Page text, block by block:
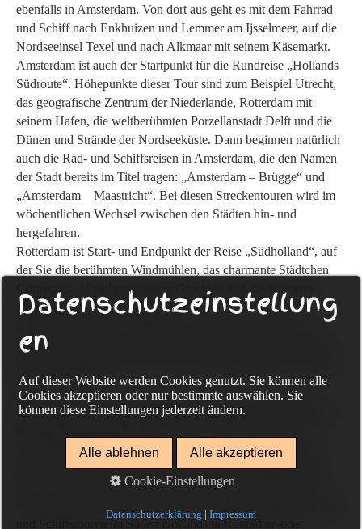
ebenfalls in Amsterdam. Von dort aus geht es mit dem Fahrrad
und Schiff nach Enkhuizen und Lemmer am Ijsselmeer, auf die
Nordseeinsel Texel und nach Alkmaar mit seinem Käsemarkt.
Amsterdam ist auch der Startpunkt für die Rundreise „Hollands
Südroute“. Höhepunkte dieser Tour sind zum Beispiel Utrecht,
das geografische Zentrum der Niederlande, Rotterdam mit
seinem Hafen, die weltberühmten Porzellanstadt Delft und die
Dünen und Strände der Nordseeküste. Dann beginnen natürlich
auch die Rad- und Schiffsreisen in Amsterdam, die den Namen
der Stadt bereits im Titel tragen: „Amsterdam – Brügge“ und
„Amsterdam – Maastricht“. Bei diesen Streckentouren wird im
wöchentlichen Wechsel zwischen den Städten hin- und
hergefahren.
Rotterdam ist Start- und Endpunkt der Reise „Südholland“, auf
der Sie die berühmten Windmühlen, das charmante Städtchen
Gorinchem, Utrecht mit seinen Grachten und die berühmte
Käsestadt Gouda kennenlernen.
Belgien und Deutschland. Von hier startet die luxuriöse Hotel-
Provinz Limburg.
Welche der Rad- und Schiffsreisen in Holland sind Rund-,
Wenn Sie Ihre Rad- und Schiffsreise durch die Niederlande
lieber am selben Ort starten und enden möchten, können wir
Ihnen hier unsere angebotenen Rundtouren vorstellen. Alle
und Schiffstouren im Süden Hollands in Rotterdam oder
Datenschutzeinstellung
en
Auf dieser Website werden Cookies genutzt. Sie können alle
Cookies akzeptieren oder nur bestimmte auswählen. Sie
können diese Einstellungen jederzeit ändern.
Alle ablehnen Alle akzeptieren
Cookie-Einstellungen
Datenschutzerklärung | Impressum